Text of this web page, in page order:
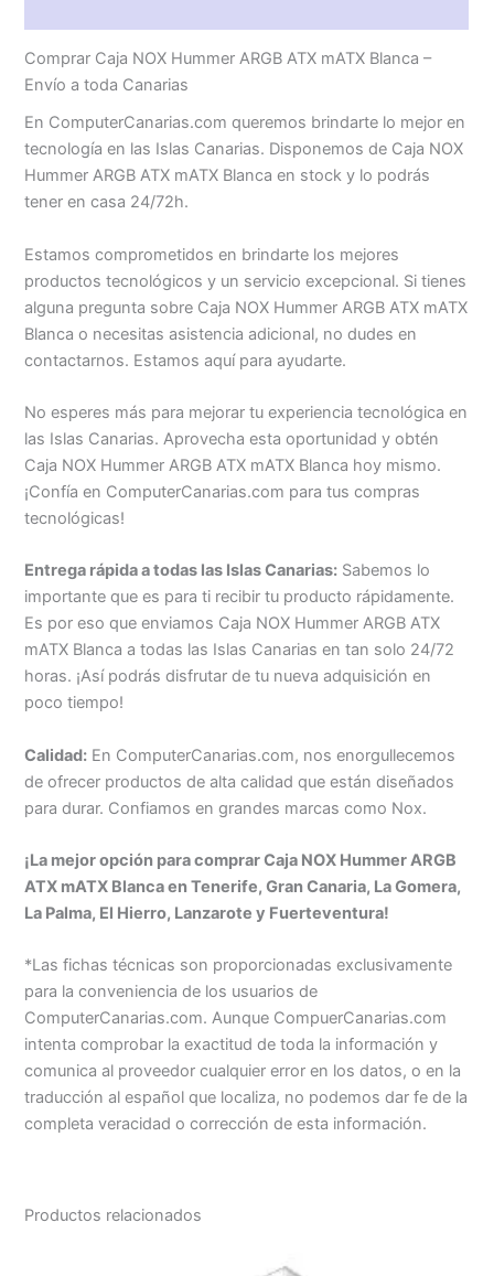
Comprar Caja NOX Hummer ARGB ATX mATX Blanca –
Envío a toda Canarias
En ComputerCanarias.com queremos brindarte lo mejor en
tecnología en las Islas Canarias. Disponemos de Caja NOX
Hummer ARGB ATX mATX Blanca en stock y lo podrás
tener en casa 24/72h.
Estamos comprometidos en brindarte los mejores
productos tecnológicos y un servicio excepcional. Si tienes
alguna pregunta sobre Caja NOX Hummer ARGB ATX mATX
Blanca o necesitas asistencia adicional, no dudes en
contactarnos. Estamos aquí para ayudarte.
No esperes más para mejorar tu experiencia tecnológica en
las Islas Canarias. Aprovecha esta oportunidad y obtén
Caja NOX Hummer ARGB ATX mATX Blanca hoy mismo.
¡Confía en ComputerCanarias.com para tus compras
tecnológicas!
Entrega rápida a todas las Islas Canarias: Sabemos lo
importante que es para ti recibir tu producto rápidamente.
Es por eso que enviamos Caja NOX Hummer ARGB ATX
mATX Blanca a todas las Islas Canarias en tan solo 24/72
horas. ¡Así podrás disfrutar de tu nueva adquisición en
poco tiempo!
Calidad: En ComputerCanarias.com, nos enorgullecemos
de ofrecer productos de alta calidad que están diseñados
para durar. Confiamos en grandes marcas como Nox.
¡La mejor opción para comprar Caja NOX Hummer ARGB
ATX mATX Blanca en Tenerife, Gran Canaria, La Gomera,
La Palma, El Hierro, Lanzarote y Fuerteventura!
*Las fichas técnicas son proporcionadas exclusivamente
para la conveniencia de los usuarios de
ComputerCanarias.com. Aunque CompuerCanarias.com
intenta comprobar la exactitud de toda la información y
comunica al proveedor cualquier error en los datos, o en la
traducción al español que localiza, no podemos dar fe de la
completa veracidad o corrección de esta información.
Productos relacionados